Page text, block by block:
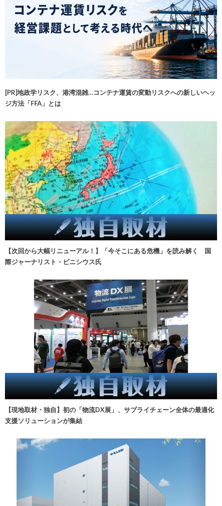
[PR]地政学リスク、港湾混雑…コンテナ運賃の変動リスクへの新しいヘッ
ジ方法「FFA」とは
【次回から大幅リニューアル！】「今そこにある危機」を読み解く 国
際ジャーナリスト・ビニシウス氏
【現地取材・独自】初の「物流DX展」、サプライチェーン全体の最適化
支援ソリューションが集結